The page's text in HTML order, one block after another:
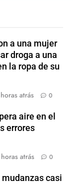
a una mujer
droga a una
la ropa de su
atrás 0
aire en el
errores
atrás 0
casi